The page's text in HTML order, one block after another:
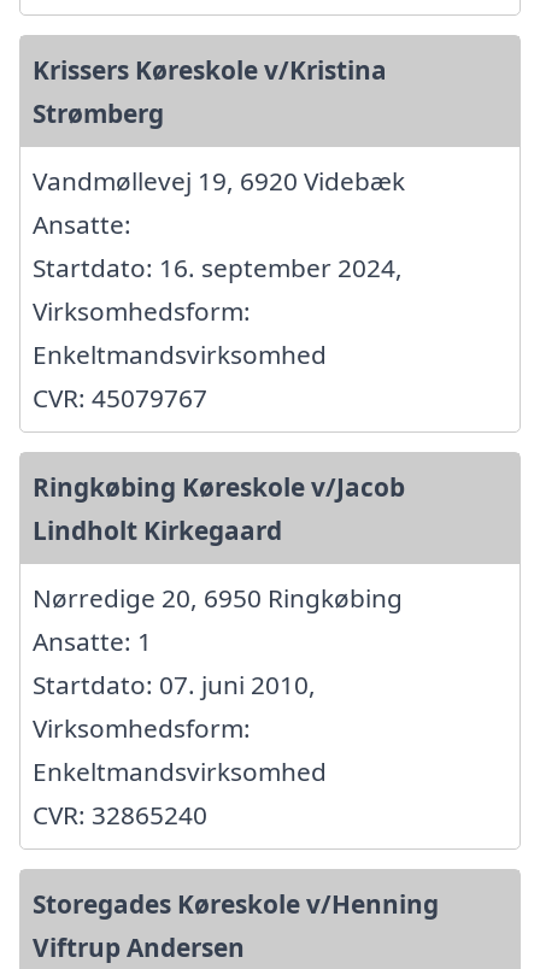
Krissers Køreskole v/Kristina
Strømberg
Vandmøllevej 19, 6920 Videbæk
Ansatte:
Startdato: 16. september 2024,
Virksomhedsform:
Enkeltmandsvirksomhed
CVR: 45079767
Ringkøbing Køreskole v/Jacob
Lindholt Kirkegaard
Nørredige 20, 6950 Ringkøbing
Ansatte: 1
Startdato: 07. juni 2010,
Virksomhedsform:
Enkeltmandsvirksomhed
CVR: 32865240
Storegades Køreskole v/Henning
Viftrup Andersen